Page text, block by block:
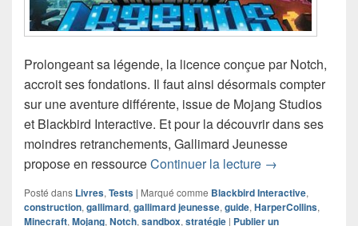
Prolongeant sa légende, la licence conçue par Notch,
accroit ses fondations. Il faut ainsi désormais compter
sur une aventure différente, issue de Mojang Studios
et Blackbird Interactive. Et pour la découvrir dans ses
moindres retranchements, Gallimard Jeunesse
propose en ressourceContinuer la lecture Chronique Le
→
Posté dans Livres, Tests | Marqué comme Blackbird Interactive,
construction, gallimard, gallimard jeunesse, guide, HarperCollins,
Minecraft, Mojang, Notch, sandbox, stratégie | Publier un